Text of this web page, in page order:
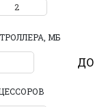
2
МБ
ДО